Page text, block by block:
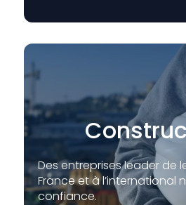
Des entreprises leader de
France et à l’international
confiance.